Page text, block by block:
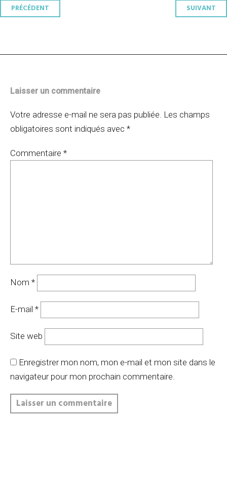
Navigation
PRÉCÉDENT SUIVANT
Laisser un commentaire
Votre adresse e-mail ne sera pas publiée. Les champs
obligatoires sont indiqués avec *
Commentaire *
Nom *
E-mail *
Site web
Enregistrer mon nom, mon e-mail et mon site dans le
navigateur pour mon prochain commentaire.